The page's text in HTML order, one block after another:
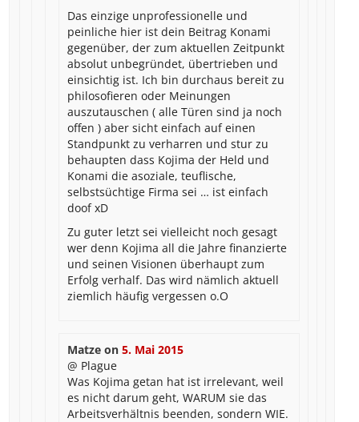
Das einzige unprofessionelle und
peinliche hier ist dein Beitrag Konami
gegenüber, der zum aktuellen Zeitpunkt
absolut unbegründet, übertrieben und
einsichtig ist. Ich bin durchaus bereit zu
philosofieren oder Meinungen
auszutauschen ( alle Türen sind ja noch
offen ) aber sicht einfach auf einen
Standpunkt zu verharren und stur zu
behaupten dass Kojima der Held und
Konami die asoziale, teuflische,
selbstsüchtige Firma sei … ist einfach
doof xD
Zu guter letzt sei vielleicht noch gesagt
wer denn Kojima all die Jahre finanzierte
und seinen Visionen überhaupt zum
Erfolg verhalf. Das wird nämlich aktuell
ziemlich häufig vergessen o.O
Matze on5. Mai 2015
@ Plague
Was Kojima getan hat ist irrelevant, weil
es nicht darum geht, WARUM sie das
Arbeitsverhältnis beenden, sondern WIE.